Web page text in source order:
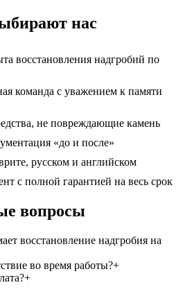
нас
восстановления надгробий по
команда с уважением к памяти
не повреждающие камень
«до и после»
русском и английском
с полной гарантией на весь срок
вопросы
восстановление надгробия на
во время работы?+
+